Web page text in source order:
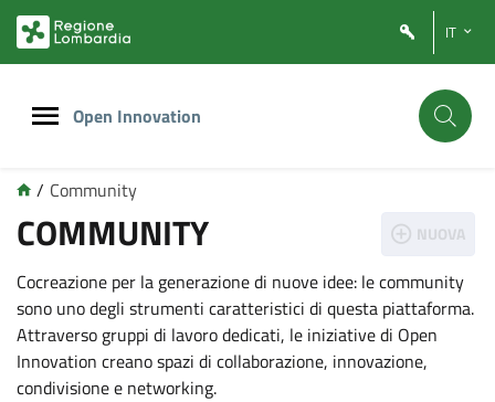
contenuto
footer
IT
Open Innovation
/ Community
COMMUNITY NUOVA
Cocreazione per la generazione di nuove idee: le community
sono uno degli strumenti caratteristici di questa piattaforma.
Attraverso gruppi di lavoro dedicati, le iniziative di Open
Innovation creano spazi di collaborazione, innovazione,
condivisione e networking.